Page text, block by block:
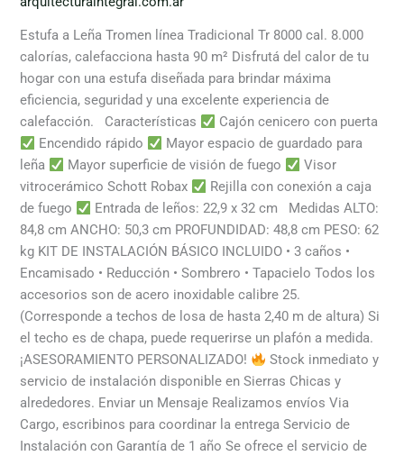
Estufa a Leña Tromen línea Tradicional Tr 8000 cal. 8.000
calorías, calefacciona hasta 90 m² Disfrutá del calor de tu
hogar con una estufa diseñada para brindar máxima
eficiencia, seguridad y una excelente experiencia de
calefacción. Características
Cajón cenicero con puerta
Encendido rápido
Mayor espacio de guardado para
leña
Mayor superficie de visión de fuego
Visor
vitrocerámico Schott Robax
Rejilla con conexión a caja
de fuego
Entrada de leños: 22,9 x 32 cm Medidas ALTO:
84,8 cm ANCHO: 50,3 cm PROFUNDIDAD: 48,8 cm PESO: 62
kg KIT DE INSTALACIÓN BÁSICO INCLUIDO • 3 caños •
Encamisado • Reducción • Sombrero • Tapacielo Todos los
accesorios son de acero inoxidable calibre 25.
(Corresponde a techos de losa de hasta 2,40 m de altura) Si
el techo es de chapa, puede requerirse un plafón a medida.
¡ASESORAMIENTO PERSONALIZADO!
Stock inmediato y
servicio de instalación disponible en Sierras Chicas y
alrededores. Enviar un Mensaje Realizamos envíos Via
Cargo, escribinos para coordinar la entrega Servicio de
Instalación con Garantía de 1 año Se ofrece el servicio de